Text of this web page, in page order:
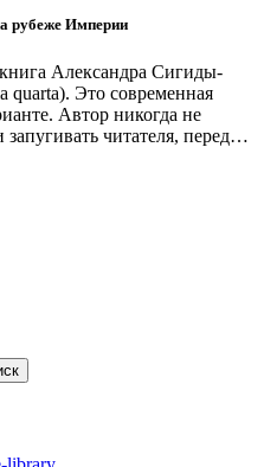
рубеже Империи
Александра Сигиды-
quarta). Это современная
Автор никогда не
запугивать читателя, перед…